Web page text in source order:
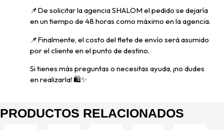
📌De solicitar la agencia SHALOM el pedido se dejaría
en un tiempo de 48 horas como máximo en la agencia.
📌Finalmente, el costo del flete de envío será asumido
por el cliente en el punto de destino.
Si tienes más preguntas o necesitas ayuda, ¡no dudes
en realizarla! 🛍️✨
PRODUCTOS RELACIONADOS